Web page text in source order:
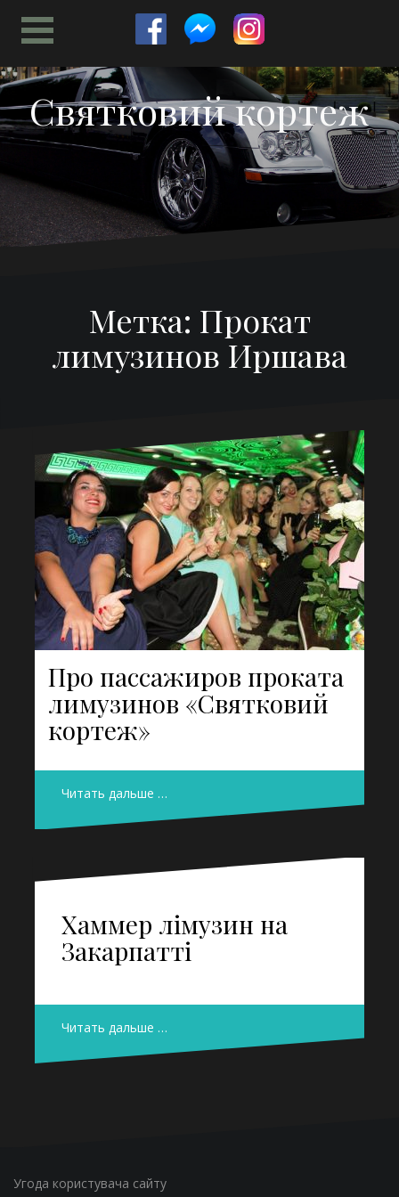
содержимому
Святковий кортеж
Метка: Прокат
лимузинов Иршава
Про пассажиров проката
лимузинов «Святковий
кортеж»
Читать дальше …
Хаммер лімузин на
Закарпатті
Читать дальше …
Угода користувача сайту